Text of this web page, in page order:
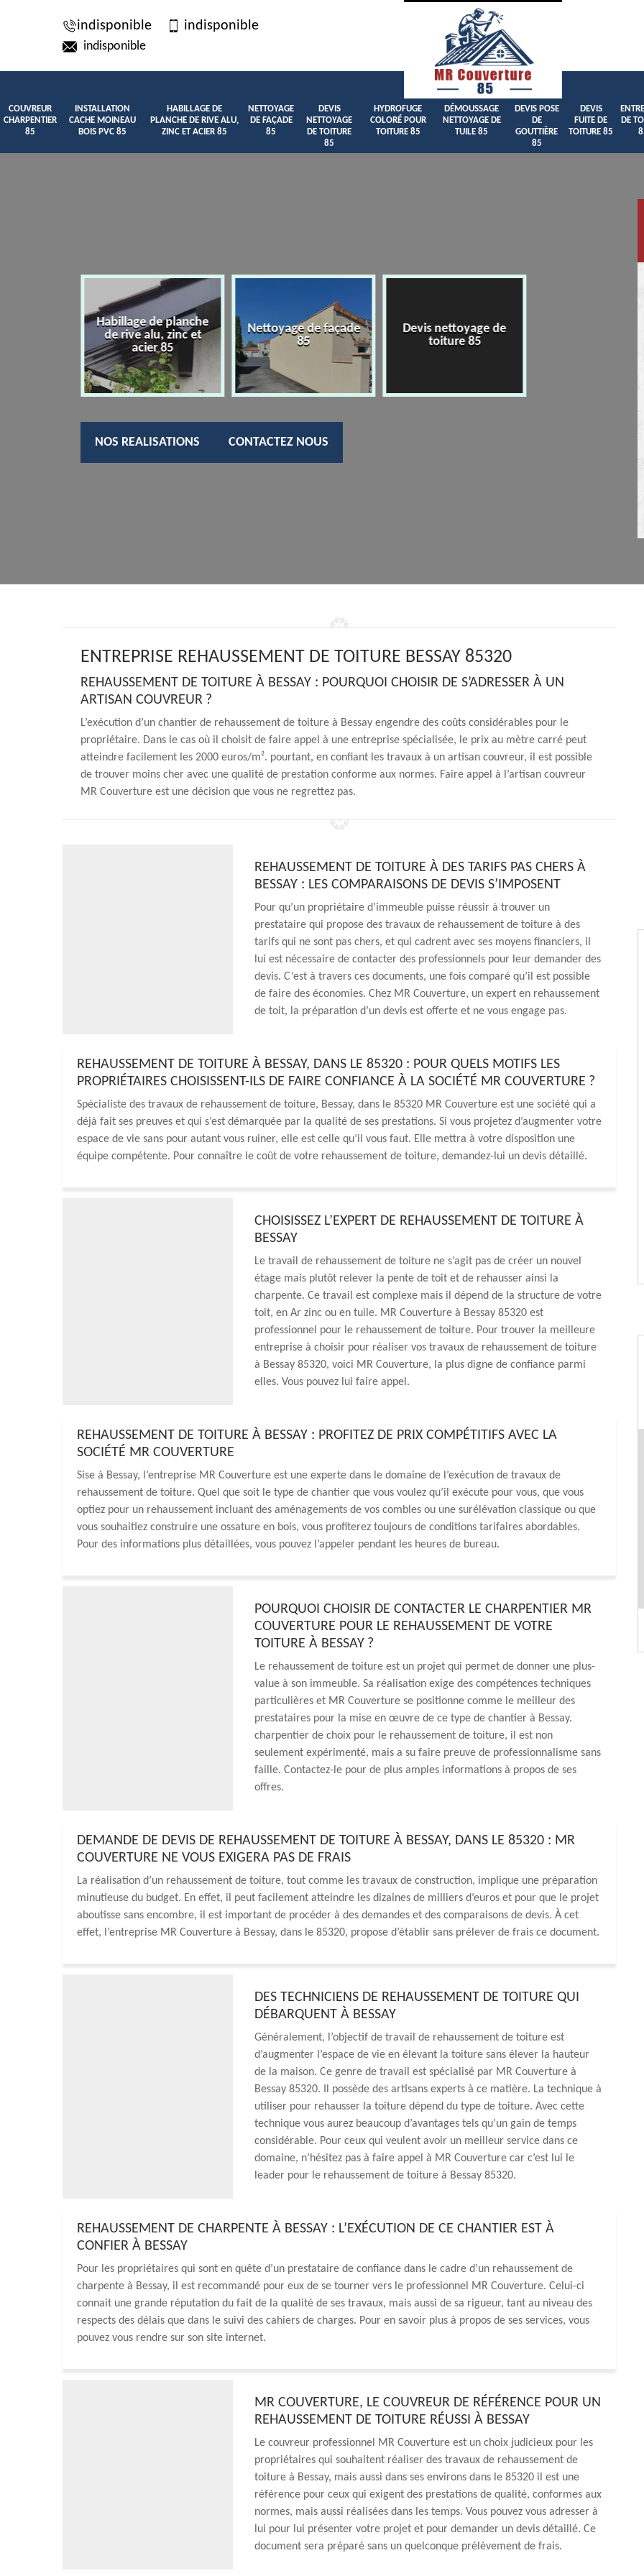
indisponible indisponible
indisponible
COUVREUR
CHARPENTIER
85
INSTALLATION
CACHE MOINEAU
BOIS PVC 85
HABILLAGE DE
PLANCHE DE RIVE ALU,
ZINC ET ACIER 85
NETTOYAGE
DE FAÇADE
85
DEVIS
NETTOYAGE
DE TOITURE
85
HYDROFUGE
COLORÉ POUR
TOITURE 85
DÉMOUSSAGE
NETTOYAGE DE
TUILE 85
DEVIS POSE
DE
GOUTTIÈRE
85
DEVIS
FUITE DE
TOITURE 85
DE
Habillage de planche
de rive alu, zinc et
acier 85
Nettoyage de façade
85
Devis nettoyage de
toiture 85
Hydrofuge coloré
NOS REALISATIONS CONTACTEZ NOUS
ENTREPRISE REHAUSSEMENT DE TOITURE BESSAY 85320
REHAUSSEMENT DE TOITURE À BESSAY : POURQUOI CHOISIR DE S’ADRESSER À UN
ARTISAN COUVREUR ?
L’exécution d’un chantier de rehaussement de toiture à Bessay engendre des coûts considérables pour le
propriétaire. Dans le cas où il choisit de faire appel à une entreprise spécialisée, le prix au mètre carré peut
atteindre facilement les 2000 euros/m². pourtant, en confiant les travaux à un artisan couvreur, il est possible
de trouver moins cher avec une qualité de prestation conforme aux normes. Faire appel à l’artisan couvreur
MR Couverture est une décision que vous ne regrettez pas.
REHAUSSEMENT DE TOITURE À DES TARIFS PAS CHERS À
BESSAY : LES COMPARAISONS DE DEVIS S’IMPOSENT
Pour qu’un propriétaire d’immeuble puisse réussir à trouver un
prestataire qui propose des travaux de rehaussement de toiture à des
tarifs qui ne sont pas chers, et qui cadrent avec ses moyens financiers, il
lui est nécessaire de contacter des professionnels pour leur demander des
devis. C’est à travers ces documents, une fois comparé qu’il est possible
de faire des économies. Chez MR Couverture, un expert en rehaussement
de toit, la préparation d’un devis est offerte et ne vous engage pas.
REHAUSSEMENT DE TOITURE À BESSAY, DANS LE 85320 : POUR QUELS MOTIFS LES
PROPRIÉTAIRES CHOISISSENT-ILS DE FAIRE CONFIANCE À LA SOCIÉTÉ MR COUVERTURE ?
Spécialiste des travaux de rehaussement de toiture, Bessay, dans le 85320 MR Couverture est une société qui a
déjà fait ses preuves et qui s’est démarquée par la qualité de ses prestations. Si vous projetez d’augmenter votre
espace de vie sans pour autant vous ruiner, elle est celle qu’il vous faut. Elle mettra à votre disposition une
équipe compétente. Pour connaître le coût de votre rehaussement de toiture, demandez-lui un devis détaillé.
CHOISISSEZ L’EXPERT DE REHAUSSEMENT DE TOITURE À
BESSAY
Le travail de rehaussement de toiture ne s’agit pas de créer un nouvel
étage mais plutôt relever la pente de toit et de rehausser ainsi la
charpente. Ce travail est complexe mais il dépend de la structure de votre
toit, en Ar zinc ou en tuile. MR Couverture à Bessay 85320 est
professionnel pour le rehaussement de toiture. Pour trouver la meilleure
entreprise à choisir pour réaliser vos travaux de rehaussement de toiture
à Bessay 85320, voici MR Couverture, la plus digne de confiance parmi
elles. Vous pouvez lui faire appel.
REHAUSSEMENT DE TOITURE À BESSAY : PROFITEZ DE PRIX COMPÉTITIFS AVEC LA
SOCIÉTÉ MR COUVERTURE
Sise à Bessay, l’entreprise MR Couverture est une experte dans le domaine de l’exécution de travaux de
rehaussement de toiture. Quel que soit le type de chantier que vous voulez qu’il exécute pour vous, que vous
optiez pour un rehaussement incluant des aménagements de vos combles ou une surélévation classique ou que
vous souhaitiez construire une ossature en bois, vous profiterez toujours de conditions tarifaires abordables.
Pour des informations plus détaillées, vous pouvez l’appeler pendant les heures de bureau.
POURQUOI CHOISIR DE CONTACTER LE CHARPENTIER MR
COUVERTURE POUR LE REHAUSSEMENT DE VOTRE
TOITURE À BESSAY ?
Le rehaussement de toiture est un projet qui permet de donner une plus-
value à son immeuble. Sa réalisation exige des compétences techniques
particulières et MR Couverture se positionne comme le meilleur des
prestataires pour la mise en œuvre de ce type de chantier à Bessay.
charpentier de choix pour le rehaussement de toiture, il est non
seulement expérimenté, mais a su faire preuve de professionnalisme sans
faille. Contactez-le pour de plus amples informations à propos de ses
offres.
DEMANDE DE DEVIS DE REHAUSSEMENT DE TOITURE À BESSAY, DANS LE 85320 : MR
COUVERTURE NE VOUS EXIGERA PAS DE FRAIS
La réalisation d’un rehaussement de toiture, tout comme les travaux de construction, implique une préparation
minutieuse du budget. En effet, il peut facilement atteindre les dizaines de milliers d’euros et pour que le projet
aboutisse sans encombre, il est important de procéder à des demandes et des comparaisons de devis. À cet
effet, l’entreprise MR Couverture à Bessay, dans le 85320, propose d’établir sans prélever de frais ce document.
DES TECHNICIENS DE REHAUSSEMENT DE TOITURE QUI
DÉBARQUENT À BESSAY
Généralement, l’objectif de travail de rehaussement de toiture est
d’augmenter l’espace de vie en élevant la toiture sans élever la hauteur
de la maison. Ce genre de travail est spécialisé par MR Couverture à
Bessay 85320. Il possède des artisans experts à ce matière. La technique à
utiliser pour rehausser la toiture dépend du type de toiture. Avec cette
technique vous aurez beaucoup d’avantages tels qu’un gain de temps
considérable. Pour ceux qui veulent avoir un meilleur service dans ce
domaine, n’hésitez pas à faire appel à MR Couverture car c’est lui le
leader pour le rehaussement de toiture à Bessay 85320.
REHAUSSEMENT DE CHARPENTE À BESSAY : L’EXÉCUTION DE CE CHANTIER EST À
CONFIER À BESSAY
Pour les propriétaires qui sont en quête d’un prestataire de confiance dans le cadre d’un rehaussement de
charpente à Bessay, il est recommandé pour eux de se tourner vers le professionnel MR Couverture. Celui-ci
connait une grande réputation du fait de la qualité de ses travaux, mais aussi de sa rigueur, tant au niveau des
respects des délais que dans le suivi des cahiers de charges. Pour en savoir plus à propos de ses services, vous
pouvez vous rendre sur son site internet.
MR COUVERTURE, LE COUVREUR DE RÉFÉRENCE POUR UN
REHAUSSEMENT DE TOITURE RÉUSSI À BESSAY
Le couvreur professionnel MR Couverture est un choix judicieux pour les
propriétaires qui souhaitent réaliser des travaux de rehaussement de
toiture à Bessay, mais aussi dans ses environs dans le 85320 il est une
référence pour ceux qui exigent des prestations de qualité, conformes aux
normes, mais aussi réalisées dans les temps. Vous pouvez vous adresser à
lui pour lui présenter votre projet et pour demander un devis détaillé. Ce
document sera préparé sans un quelconque prélèvement de frais.